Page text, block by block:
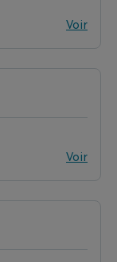
Voir
Voir